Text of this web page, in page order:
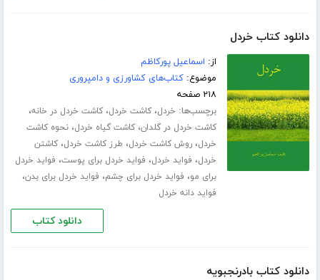
دانلود کتاب خردل
از: اسماعیل پورکاظم
موضوع:کتاب‌های کشاورزی و دامپروری
۲۱۸ صفحه
برچسب‌ها: خردل،کاشت خردل،کاشت خردل در خانه،
کاشت خردل در گلدان،کاشت گیاه خردل،نحوه کاشت
خردل،روش کاشت خردل، طرز کاشت خردل،کاشتن
خردل، فواید خردل، فواید خردل برای پوست، فواید خردل
برای مو، فواید خردل برای چشم، فواید خردل برای بدن،
فواید دانه خردل
دانلود کتاب
دانلود کتاب بادرنجبویه